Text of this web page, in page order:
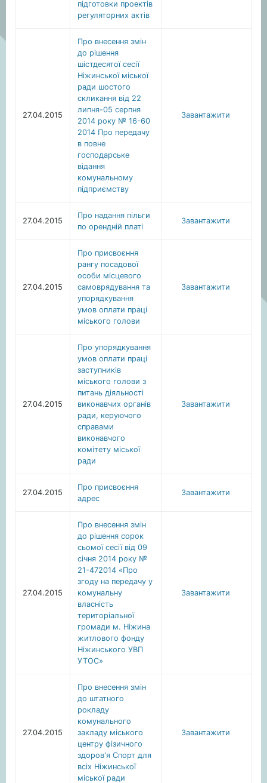
підготовки проектів
регуляторних актів
27.04.2015
Про внесення змін
до рішення
шістдесятої сесії
Ніжинської міської
ради шостого
скликання від 22
липня-05 серпня
2014 року № 16-60
2014 Про передачу
в повне
господарське
відання
комунальному
підприємству
Завантажити
27.04.2015
Про надання пільги
по орендній платі
Завантажити
27.04.2015
Про присвоєння
рангу посадової
особи місцевого
самоврядування та
упорядкування
умов оплати праці
міського голови
Завантажити
27.04.2015
Про упорядкування
умов оплати праці
заступників
міського голови з
питань діяльності
виконавчих органів
ради, керуючого
справами
виконавчого
комітету міської
ради
Завантажити
27.04.2015
Про присвоєння
адрес
Завантажити
27.04.2015
Про внесення змін
до рішення сорок
сьомої сесії від 09
січня 2014 року №
21-472014 «Про
згоду на передачу у
комунальну
власність
територіальної
громади м. Ніжина
житлового фонду
Ніжинського УВП
УТОС»
Завантажити
27.04.2015
Про внесення змін
до штатного
рокладу
комунального
закладу міського
центру фізичного
здоров'я Спорт для
всіх Ніжинської
міської ради
Завантажити